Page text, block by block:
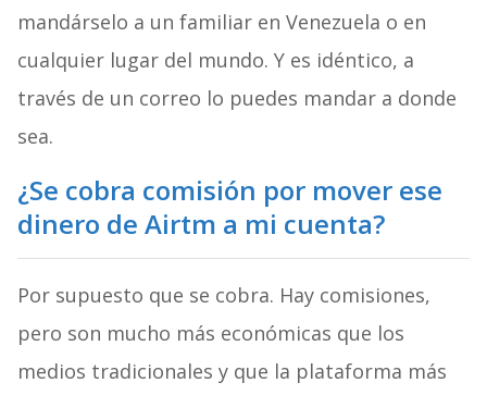
mandárselo a un familiar en Venezuela o en
cualquier lugar del mundo. Y es idéntico, a
través de un correo lo puedes mandar a donde
sea.
¿Se cobra comisión por mover ese
dinero de Airtm a mi cuenta?
Por supuesto que se cobra. Hay comisiones,
pero son mucho más económicas que los
medios tradicionales y que la plataforma más